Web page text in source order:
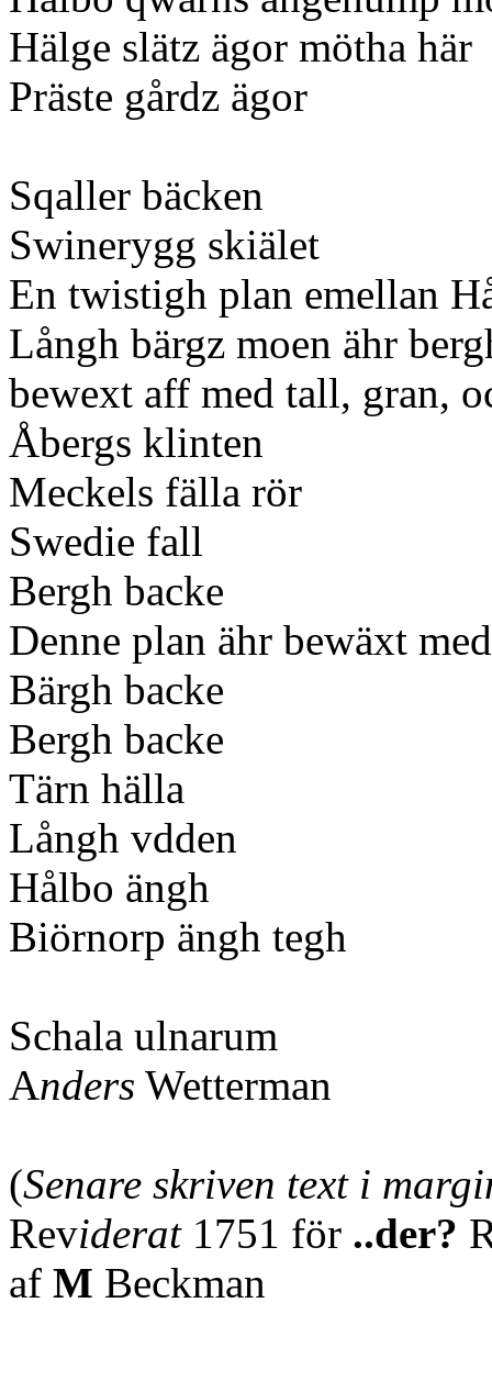
Hälge slätz ägor mötha här
Präste gårdz ägor
Sqaller bäcken
Swinerygg skiälet
En twistigh plan emellan
Långh bärgz moen ähr
bewext aff med tall, gran,
Åbergs klinten
Meckels fälla rör
Swedie fall
Bergh backe
Denne plan ähr bewäxt
Bärgh backe
Bergh backe
Tärn hälla
Långh vdden
Hålbo ängh
Biörnorp ängh tegh
Schala ulnarum
Anders Wetterman
(Senare skriven text i
Reviderat1751 för ..der?
af M Beckman